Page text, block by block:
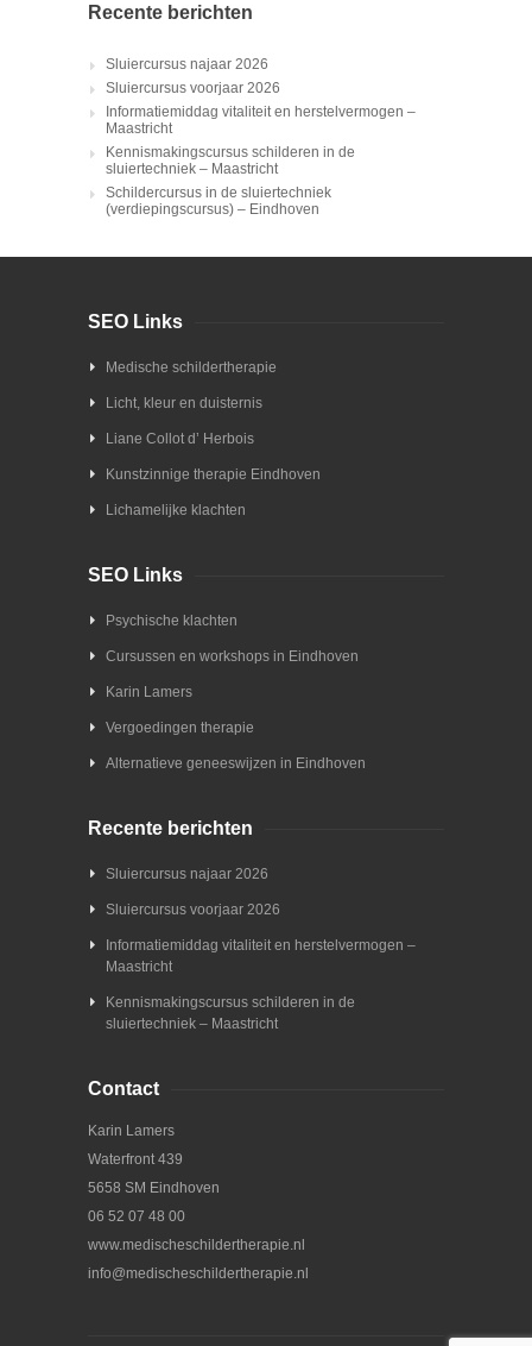
Recente berichten
Sluiercursus najaar 2026
Sluiercursus voorjaar 2026
Informatiemiddag vitaliteit en herstelvermogen –
Maastricht
Kennismakingscursus schilderen in de
sluiertechniek – Maastricht
Schildercursus in de sluiertechniek
(verdiepingscursus) – Eindhoven
SEO Links
Medische schildertherapie
Licht, kleur en duisternis
Liane Collot d’ Herbois
Kunstzinnige therapie Eindhoven
Lichamelijke klachten
SEO Links
Psychische klachten
Cursussen en workshops in Eindhoven
Karin Lamers
Vergoedingen therapie
Alternatieve geneeswijzen in Eindhoven
Recente berichten
Sluiercursus najaar 2026
Sluiercursus voorjaar 2026
Informatiemiddag vitaliteit en herstelvermogen –
Maastricht
Kennismakingscursus schilderen in de
sluiertechniek – Maastricht
Contact
Karin Lamers
Waterfront 439
5658 SM Eindhoven
06 52 07 48 00
www.medischeschildertherapie.nl
info@medischeschildertherapie.nl